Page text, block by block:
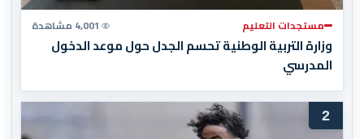
مستجدات التعليم 4,001 مشاهدة
وزارة التربية الوطنية تحسم الجدل حول موعد الدخول
المدرسي
2